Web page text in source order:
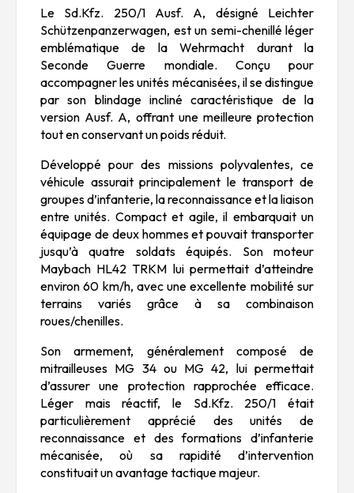
Le Sd.Kfz. 250/1 Ausf. A, désigné Leichter
Schützenpanzerwagen, est un semi-chenillé léger
emblématique de laWehrmacht durant la
Seconde Guerre mondiale. Conçu pour
accompagner les unités mécanisées, il se distingue
par son blindage incliné caractéristique de la
version Ausf. A, offrant une meilleure protection
tout en conservant un poids réduit.
Développé pour des missions polyvalentes, ce
véhicule assurait principalement le transport de
groupes d’infanterie, la reconnaissance et la liaison
entre unités. Compact et agile, il embarquait un
équipage de deux hommes et pouvait transporter
jusqu’à quatre soldats équipés. Son moteur
Maybach HL42 TRKM lui permettait d’atteindre
environ 60 km/h, avec une excellente mobilité sur
terrains variés grâce à sa combinaison
roues/chenilles.
Son armement, généralement composé de
mitrailleuses MG 34 ou MG 42, lui permettait
d’assurer une protection rapprochée efficace.
Léger mais réactif, le Sd.Kfz. 250/1 était
particulièrement apprécié des unités de
reconnaissance et des formations d’infanterie
mécanisée, où sa rapidité d’intervention
constituait un avantage tactique majeur.